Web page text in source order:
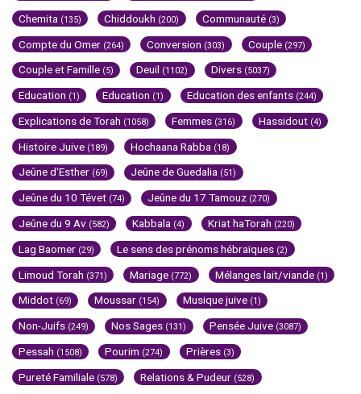
Chemita (135) Chiddoukh (200) Communauté (3)
Compte du Omer (264) Conversion (303) Couple (297)
Couple et Famille (5) Deuil (1102) Divers (5037)
Education (1) Education (1) Education des enfants (244)
Explications de Torah (1058) Femmes (316) Hassidout (4)
Histoire Juive (189) Hochaana Rabba (18)
Jeûne d'Esther (69) Jeûne de Guedalia (51)
Jeûne du 10 Tévet (74) Jeûne du 17 Tamouz (270)
Jeûne du 9 Av (582) Kabbala (4) Kriat haTorah (220)
Lag Baomer (29) Le sens des prénoms hébraïques (2)
Limoud Torah (371) Mariage (772) Mélanges lait/viande (1)
Middot (69) Moussar (154) Musique juive (1)
Non-Juifs (249) Nos Sages (131) Pensée Juive (3087)
Pessah (1508) Pourim (274) Prières (3)
Pureté Familiale (578) Relations & Pudeur (528)